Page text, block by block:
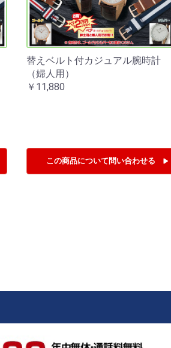
替えベルト付カジュアル腕時計
（婦人用）
￥11,880
この商品について 問い合わせる